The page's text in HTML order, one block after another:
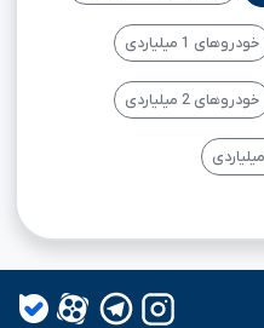
خودروهای 1 میلیاردی
خودروهای 2 میلیاردی